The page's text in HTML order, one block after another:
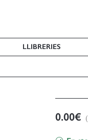
LLIBRERIES
0.00€